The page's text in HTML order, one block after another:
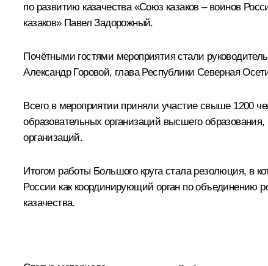
по развитию казачества «Союз казаков – воинов
казаков» Павел Задорожный.
Почётными гостями мероприятия стали
Александр Горовой, глава Республики Северная
Всего в мероприятии приняли участие свыше 1200
образовательных организаций высшего
организаций.
Итогом работы Большого круга стала резолюция, в
России как координирующий орган по объединению
казачества.